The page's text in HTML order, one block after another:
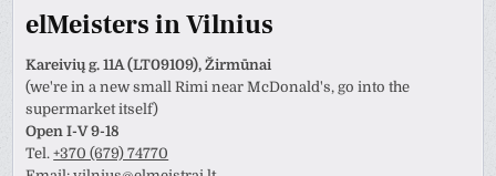
elMeisters in Vilnius
Kareivių g. 11A (LT09109), Žirmūnai
(we're in a new small Rimi near McDonald's, go into the
supermarket itself)
Open I-V 9-18
Tel.+370 (679) 74770